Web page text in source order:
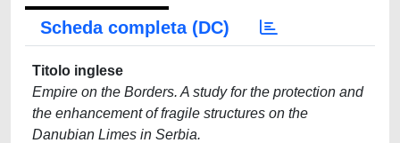
Scheda completa (DC)
Titolo inglese
Empire on the Borders. A study for the protection and
the enhancement of fragile structures on the
Danubian Limes in Serbia.